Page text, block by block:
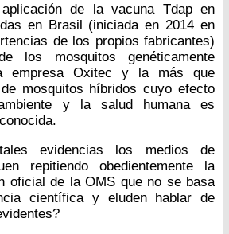
de la vacuna Tdap en
en Brasil (iniciada en 2014 en
de los propios fabricantes)
los mosquitos genéticamente
empresa Oxitec y la más que
mosquitos híbridos cuyo efecto
y la salud humana es
evidencias los medios de
repitiendo obedientemente la
oficial de la OMS que no se basa
científica y eluden hablar de